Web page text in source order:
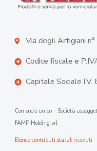
Via degli Artigiani
Codice fiscale e
Capitale Sociale
Con socio unico – Società
FAMP Holding srl
Elenco contributi statali ricevuti